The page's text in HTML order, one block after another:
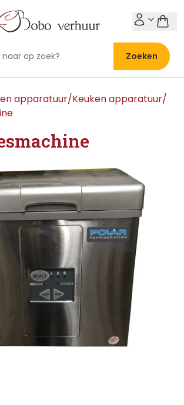
Zoeken
apparatuur/Keuken apparatuur/